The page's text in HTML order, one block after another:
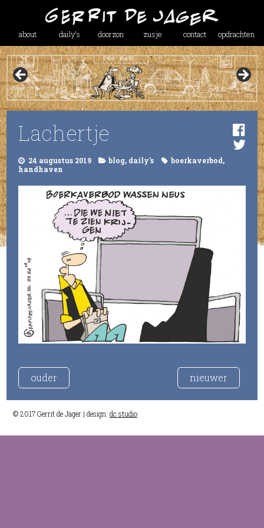
about daily’s doorzon zusje contact opdrachten
Lachertje
24 augustus 2019 blog, daily's boerkaverbod,
handhaven
ouder nieuwer
© 2017 Gerrit de Jager | design: dc studio